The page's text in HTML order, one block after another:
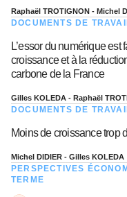
Raphaël TROTIGNON - Michel
DOCUMENTS DE
L’essor du numérique est
croissance et à la
carbone de la France
Gilles KOLEDA - Raphaël
DOCUMENTS DE
Moins de croissance trop
Michel DIDIER - Gilles KOLEDA
PERSPECTIVES
TERME